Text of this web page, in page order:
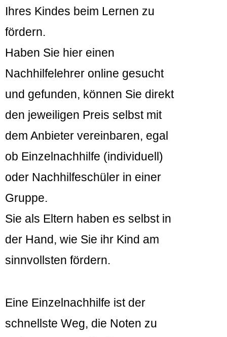
Ihres Kindes beim Lernen zu
fördern.
Haben Sie hier einen
Nachhilfelehrer online gesucht
und gefunden, können Sie direkt
den jeweiligen Preis selbst mit
dem Anbieter vereinbaren, egal
ob Einzelnachhilfe (individuell)
oder Nachhilfeschüler in einer
Gruppe.
Sie als Eltern haben es selbst in
der Hand, wie Sie ihr Kind am
sinnvollsten fördern.
Eine Einzelnachhilfe ist der
schnellste Weg, die Noten zu